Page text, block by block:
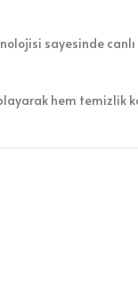
sayesinde
hem temizlik